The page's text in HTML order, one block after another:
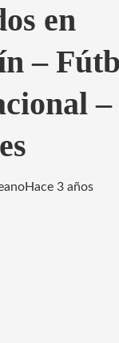
en
–
–
Hace 3 años